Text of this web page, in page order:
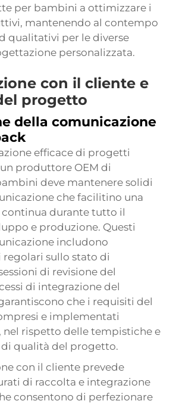
per bambini a ottimizzare i
mantenendo al contempo
qualitativi per le diverse
personalizzata.
con il cliente e
progetto
della comunicazione
efficace di progetti
produttore OEM di
deve mantenere solidi
che facilitino una
durante tutto il
e produzione. Questi
includono
sullo stato di
di revisione del
di integrazione del
che i requisiti del
e implementati
rispetto delle tempistiche e
qualità del progetto.
con il cliente prevede
di raccolta e integrazione
consentono di perfezionare